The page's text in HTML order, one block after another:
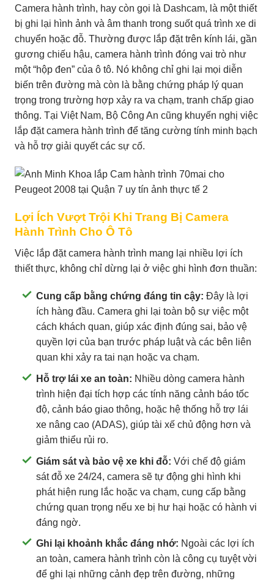
Camera hành trình, hay còn gọi là Dashcam, là một thiết
bị ghi lại hình ảnh và âm thanh trong suốt quá trình xe di
chuyển hoặc đỗ. Thường được lắp đặt trên kính lái, gần
gương chiếu hậu, camera hành trình đóng vai trò như
một “hộp đen” của ô tô. Nó không chỉ ghi lại mọi diễn
biến trên đường mà còn là bằng chứng pháp lý quan
trọng trong trường hợp xảy ra va chạm, tranh chấp giao
thông. Tại Việt Nam, Bộ Công An cũng khuyến nghị việc
lắp đặt camera hành trình để tăng cường tính minh bạch
và hỗ trợ giải quyết các sự cố.
Lợi Ích Vượt Trội Khi Trang Bị Camera
Hành Trình Cho Ô Tô
Việc lắp đặt camera hành trình mang lại nhiều lợi ích
thiết thực, không chỉ dừng lại ở việc ghi hình đơn thuần:
Cung cấp bằng chứng đáng tin cậy: Đây là lợi
ích hàng đầu. Camera ghi lại toàn bộ sự việc một
cách khách quan, giúp xác định đúng sai, bảo vệ
quyền lợi của bạn trước pháp luật và các bên liên
quan khi xảy ra tai nạn hoặc va chạm.
Hỗ trợ lái xe an toàn: Nhiều dòng camera hành
trình hiện đại tích hợp các tính năng cảnh báo tốc
độ, cảnh báo giao thông, hoặc hệ thống hỗ trợ lái
xe nâng cao (ADAS), giúp tài xế chủ động hơn và
giảm thiểu rủi ro.
Giám sát và bảo vệ xe khi đỗ: Với chế độ giám
sát đỗ xe 24/24, camera sẽ tự động ghi hình khi
phát hiện rung lắc hoặc va chạm, cung cấp bằng
chứng quan trọng nếu xe bị hư hại hoặc có hành vi
đáng ngờ.
Ghi lại khoảnh khắc đáng nhớ: Ngoài các lợi ích
an toàn, camera hành trình còn là công cụ tuyệt vời
để ghi lại những cảnh đẹp trên đường, những